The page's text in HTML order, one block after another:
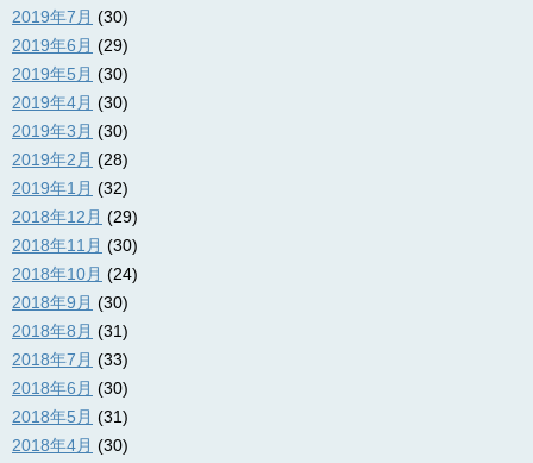
2019年7月 (30)
2019年6月 (29)
2019年5月 (30)
2019年4月 (30)
2019年3月 (30)
2019年2月 (28)
2019年1月 (32)
2018年12月 (29)
2018年11月 (30)
2018年10月 (24)
2018年9月 (30)
2018年8月 (31)
2018年7月 (33)
2018年6月 (30)
2018年5月 (31)
2018年4月 (30)